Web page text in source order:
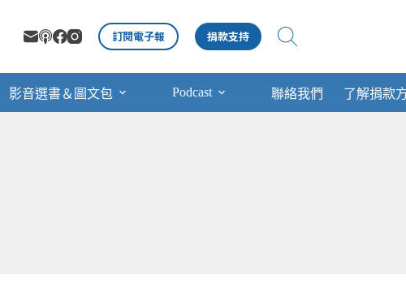
訂閱電子報 捐款支持
影音選書＆圖文包 Podcast 聯絡我們 了解捐款